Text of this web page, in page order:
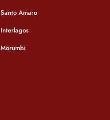
Santo Amaro
Interlagos
Morumbi